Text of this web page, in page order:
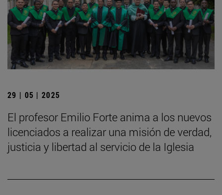
29 | 05 | 2025
El profesor Emilio Forte anima a los nuevos
licenciados a realizar una misión de verdad,
justicia y libertad al servicio de la Iglesia